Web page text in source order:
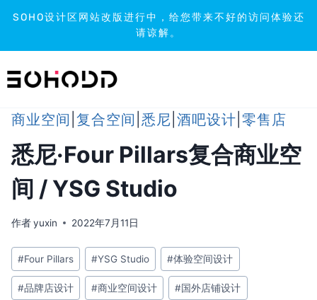
SOHO设计区网站改版进行中，给您带来不好的访问体验还
请谅解。
到
商业空间 复合空间 悉尼 酒吧设计 零售店
悉尼·Four Pillars复合商业空
间 / YSG Studio
作者yuxin 2022年7月11日
文
章
标
#Four Pillars #YSG Studio #体验空间设计
#品牌店设计 #商业空间设计 #国外店铺设计